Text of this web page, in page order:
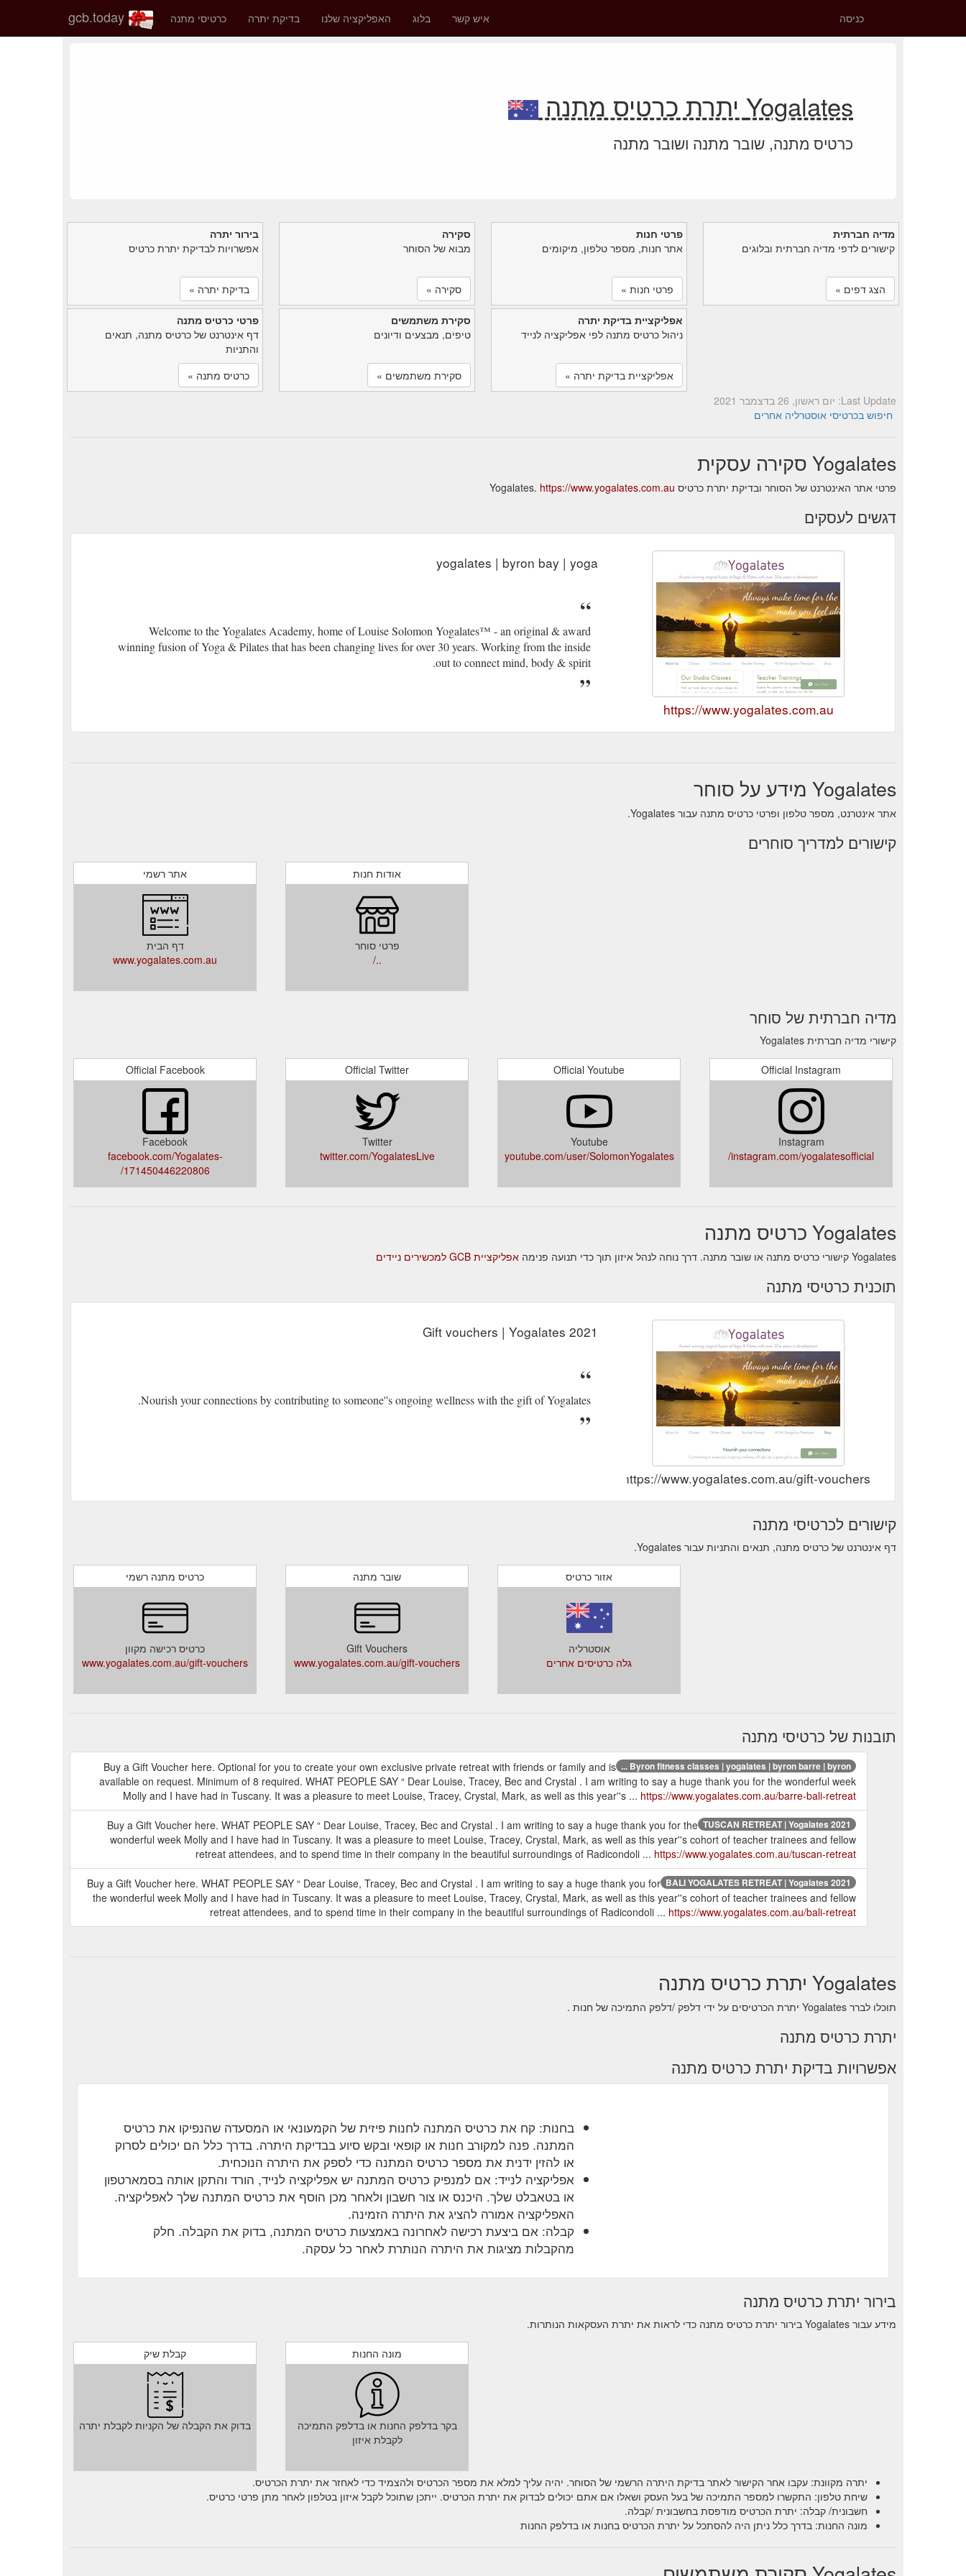
כרטיסי מתנה בדיקת יתרה האפליקציה שלנו בלוג איש קשר כניסה
Yogalates יתרת כרטיס מתנה
כרטיס מתנה, שובר מתנה ושובר מתנה
בירור יתרה
אפשרויות לבדיקת יתרת כרטיס
בדיקת יתרה »
סקירה
מבוא של הסוחר
סקירה »
פרטי חנות
אתר חנות, מספר טלפון, מיקומים
פרטי חנות »
מדיה חברתית
קישורים לדפי מדיה חברתית ובלוגים
הצג דפים »
פרטי כרטיס מתנה
דף אינטרנט של כרטיס מתנה, תנאים
והתניות
כרטיס מתנה »
סקירת משתמשים
טיפים, מבצעים ודיונים
סקירת משתמשים »
אפליקציית בדיקת יתרה
ניהול כרטיס מתנה לפי אפליקציה לנייד
אפליקציית בדיקת יתרה »
Last Update: יום ראשון, 26 בדצמבר 2021
חיפוש בכרטיסי אוסטרליה אחרים
Yogalates סקירה עסקית
פרטי אתר האינטרנט של הסוחר ובדיקת יתרת כרטיס Yogalates. https://www.yogalates.com.au
דגשים לעסקים
yogalates | byron bay | yoga
Welcome to the Yogalates Academy, home of Louise Solomon Yogalates™ - an original & award
winning fusion of Yoga & Pilates that has been changing lives for over 30 years. Working from the inside
out to connect mind, body & spirit.
https://www.yogalates.com.au
Yogalates מידע על סוחר
אתר אינטרנט, מספר טלפון ופרטי כרטיס מתנה עבור Yogalates.
קישורים למדריך סוחרים
אתר רשמי
דף הבית
www.yogalates.com.au
אודות חנות
פרטי סוחר
../
מדיה חברתית של סוחר
קישורי מדיה חברתית Yogalates
Official Facebook
Facebook
facebook.com/Yogalates-
171450446220806/
Official Twitter
Twitter
twitter.com/YogalatesLive
Official Youtube
Youtube
youtube.com/user/SolomonYogalates
Official Instagram
Instagram
instagram.com/yogalatesofficial/
Yogalates כרטיס מתנה
Yogalates קישורי כרטיס מתנה או שובר מתנה. דרך נוחה לנהל איזון תוך כדי תנועה פנימה אפליקציית GCB למכשירים ניידים
תוכנית כרטיסי מתנה
Gift vouchers | Yogalates 2021
Nourish your connections by contributing to someone''s ongoing wellness with the gift of Yogalates.
https://www.yogalates.com.au/gift-vouchers
קישורים לכרטיסי מתנה
דף אינטרנט של כרטיס מתנה, תנאים והתניות עבור Yogalates.
כרטיס מתנה רשמי
כרטיס רכישה מקוון
www.yogalates.com.au/gift-vouchers
שובר מתנה
Gift Vouchers
www.yogalates.com.au/gift-vouchers
אזור כרטיס
אוסטרליה
גלה כרטיסים אחרים
תובנות של כרטיסי מתנה
Byron fitness classes | yogalates | byron barre | byron ...
Buy a Gift Voucher here. Optional for you to create your own exclusive private retreat with friends or family and is
available on request. Minimum of 8 required. WHAT PEOPLE SAY “ Dear Louise, Tracey, Bec and Crystal . I am writing to say a huge thank you for the wonderful week
Molly and I have had in Tuscany. It was a pleasure to meet Louise, Tracey, Crystal, Mark, as well as this year''s ... https://www.yogalates.com.au/barre-bali-retreat
TUSCAN RETREAT | Yogalates 2021
Buy a Gift Voucher here. WHAT PEOPLE SAY “ Dear Louise, Tracey, Bec and Crystal . I am writing to say a huge thank you for the
wonderful week Molly and I have had in Tuscany. It was a pleasure to meet Louise, Tracey, Crystal, Mark, as well as this year''s cohort of teacher trainees and fellow
retreat attendees, and to spend time in their company in the beautiful surroundings of Radicondoli ... https://www.yogalates.com.au/tuscan-retreat
BALI YOGALATES RETREAT | Yogalates 2021
Buy a Gift Voucher here. WHAT PEOPLE SAY “ Dear Louise, Tracey, Bec and Crystal . I am writing to say a huge thank you for
the wonderful week Molly and I have had in Tuscany. It was a pleasure to meet Louise, Tracey, Crystal, Mark, as well as this year''s cohort of teacher trainees and fellow
retreat attendees, and to spend time in their company in the beautiful surroundings of Radicondoli ... https://www.yogalates.com.au/bali-retreat
Yogalates יתרת כרטיס מתנה
תוכלו לברר Yogalates יתרת הכרטיסים על ידי דלפק /דלפק התמיכה של חנות .
יתרת כרטיס מתנה
אפשרויות בדיקת יתרת כרטיס מתנה
בחנות: קח את כרטיס המתנה לחנות פיזית של הקמעונאי או המסעדה שהנפיקו את כרטיס
המתנה. פנה למקורב חנות או קופאי ובקש סיוע בבדיקת היתרה. בדרך כלל הם יכולים לסרוק
או להזין ידנית את מספר כרטיס המתנה כדי לספק את היתרה הנוכחית.
אפליקציה לנייד: אם למנפיק כרטיס המתנה יש אפליקציה לנייד, הורד והתקן אותה בסמארטפון
או בטאבלט שלך. היכנס או צור חשבון ולאחר מכן הוסף את כרטיס המתנה שלך לאפליקציה.
האפליקציה אמורה להציג את היתרה הזמינה.
קבלה: אם ביצעת רכישה לאחרונה באמצעות כרטיס המתנה, בדוק את הקבלה. חלק
מהקבלות מציגות את היתרה הנותרת לאחר כל עסקה.
בירור יתרת כרטיס מתנה
מידע עבור Yogalates בירור יתרת כרטיס מתנה כדי לראות את יתרת העסקאות הנותרות.
קבלת שיק
בדוק את הקבלה של הקניות לקבלת יתרה
מונה החנות
בקר בדלפק החנות או בדלפק התמיכה
לקבלת איזון
יתרה מקוונת: עקבו אחר הקישור לאתר בדיקת היתרה הרשמי של הסוחר. יהיה עליך למלא את מספר הכרטיס ולהצמיד כדי לאחזר את יתרת הכרטיס.
שיחת טלפון: התקשרו למספר התמיכה של בעל העסק ושאלו אם אתם יכולים לבדוק את יתרת הכרטיס. ייתכן שתוכל לקבל איזון בטלפון לאחר מתן פרטי כרטיס.
חשבונית/ קבלה: יתרת הכרטיס מודפסת בחשבונית /קבלה.
מונה החנות: בדרך כלל ניתן היה להסתכל על יתרת הכרטיס בחנות או בדלפק החנות